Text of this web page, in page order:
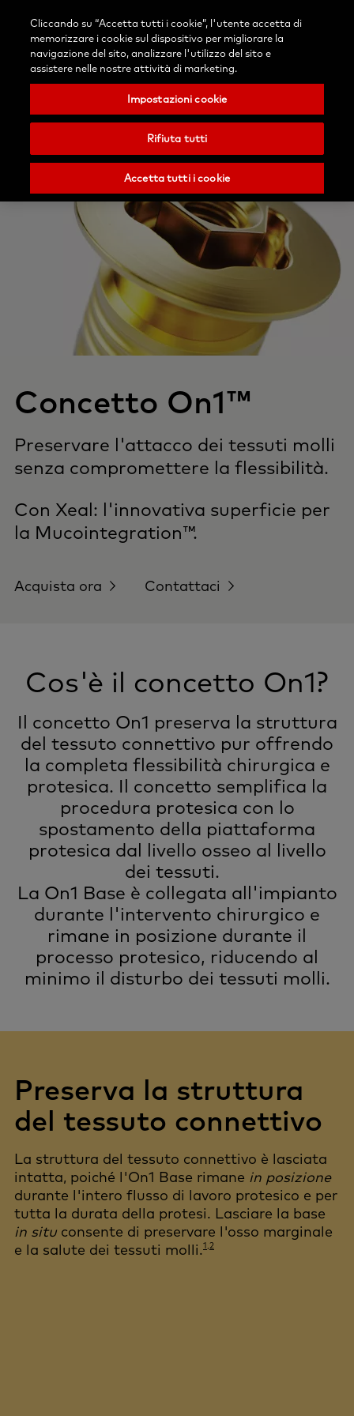
Accedi Blog Contattaci
Seleziona
il
paese
Nobel
Biocare
Ricerca Menu
Concetto On1™
Preservare l'attacco dei tessuti molli
senza compromettere la flessibilità.
Con Xeal: l'innovativa superficie per
la Mucointegration™.
Acquista ora Contattaci
Cos'è il concetto On1?
Il concetto On1 preserva la struttura
del tessuto connettivo pur offrendo
la completa flessibilità chirurgica e
protesica. Il concetto semplifica la
procedura protesica con lo
spostamento della piattaforma
protesica dal livello osseo al livello
dei tessuti.
La On1 Base è collegata all'impianto
durante l'intervento chirurgico e
rimane in posizione durante il
processo protesico, riducendo al
minimo il disturbo dei tessuti molli.
Preserva la struttura
del tessuto connettivo
La struttura del tessuto connettivo è lasciata
intatta, poiché l'On1 Base rimane in posizione
durante l'intero flusso di lavoro protesico e per
tutta la durata della protesi. Lasciare la base
in situ consente di preservare l'osso marginale
e la salute dei tessuti molli.1,2
Cliccando su “Accetta tutti i cookie”, l'utente accetta di
memorizzare i cookie sul dispositivo per migliorare la
navigazione del sito, analizzare l'utilizzo del sito e
assistere nelle nostre attività di marketing.
Impostazioni cookie
Rifiuta tutti
Accetta tutti i cookie